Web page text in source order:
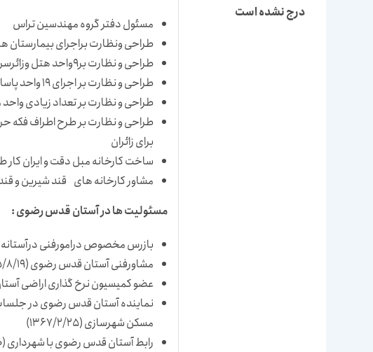
درج نشده است
مسئول دفتر گروه مهندسین تراس
طراحی ونظارت براجرای بیمارستان
طراحی و نظارت بر9واحد هتل وزائرسرا
طراحی و نظارت بر اجرای 19 واحد پاساژ و زائرسرا
طراحی و نظارت بر تعداد زیادی
طراحی و نظارت بر طرح اطراف فکه
برای زائران
ساخت کارخانه مبل دقت و ایران
مشاور کارخانه های قند شیرین و
مسئولیت ها در آستان قدس رضوی :
بازرس مخصوص درامورفنی درآستانه قدس
مشاورفنی آستان قدس رضوی (1365/8/19 – 1384/12/28)
عضو کمیسیون نرخ گذاری اراضی آستان
نماینده آستان قدس رضوی در
مسکن شهرسازی (1367/2/25)
رابط آستان قدس رضوی با شهرداری (1369/9/20)